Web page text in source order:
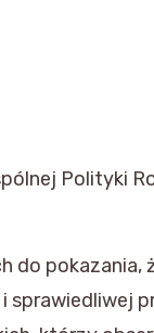
Polityki
do pokazania,
sprawiedliwej